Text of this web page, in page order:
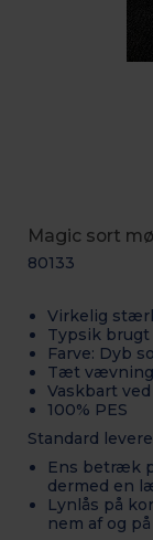
Magic sort
80133
Virkelig
Typsik
Farve: Dyb
Tæt
Vaskbart
100% PES
Standard
Ens betræk
dermed en
Lynlås på
nem af og